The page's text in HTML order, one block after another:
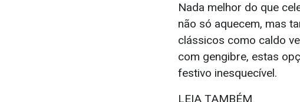
Nada melhor do que
não só aquecem, mas
clássicos como caldo
com gengibre, estas
festivo inesquecível.
LEIA TAMBÉM